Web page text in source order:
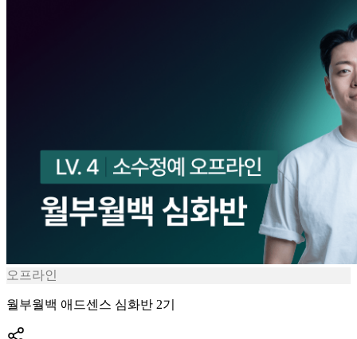
오프라인
월부월백 애드센스 심화반 2기